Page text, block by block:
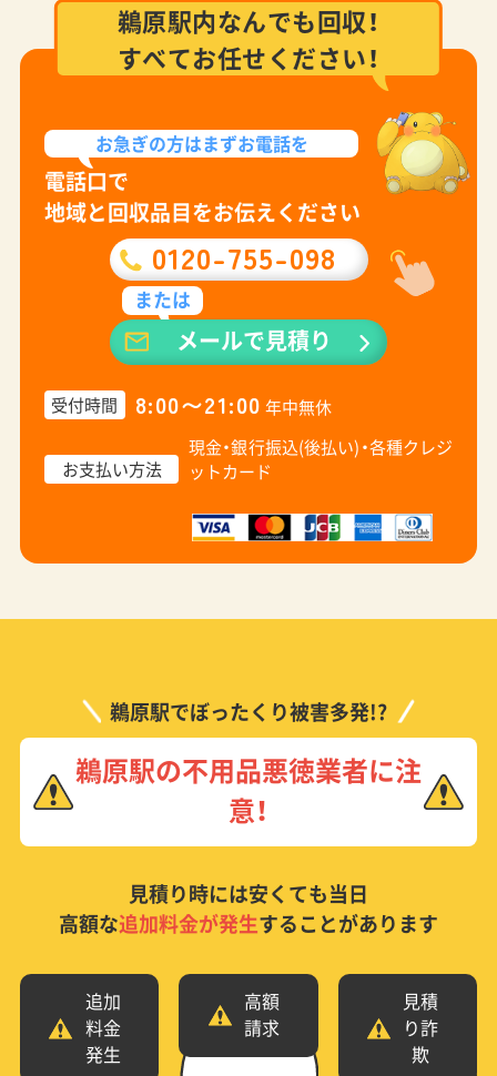
鵜原駅内なんでも回収！
すべてお任せください！
お急ぎの方はまずお電話を
電話口で
地域と回収品目をお伝えください
0120-755-098
または
メールで見積り
受付時間 8:00〜21:00 年中無休
お支払い方法
現金・銀行振込(後払い)・各種クレジ
ットカード
鵜原駅でぼったくり被害多発!?
鵜原駅の不用品悪徳業者に注
意！
見積り時には安くても当日
高額な追加料金が発生することがあります
追加
料金
発生
高額
請求
見積
り詐
欺